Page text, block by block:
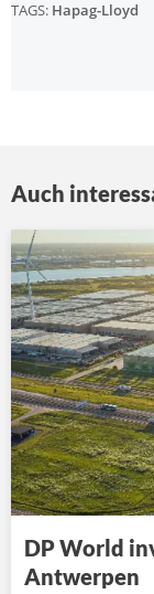
TAGS: Hapag-Lloyd
Auch
DP World
Antwerpen